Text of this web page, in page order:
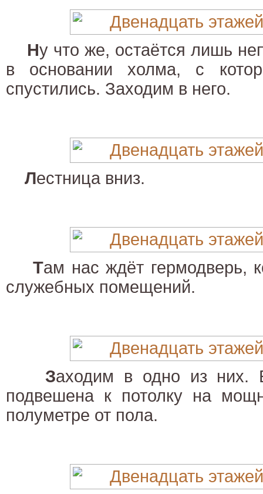
Ну что же, остаётся лишь
в основании холма, с
спустились. Заходим в него.
Лестница вниз.
Там нас ждёт гермодверь,
служебных помещений.
Заходим в одно из них.
подвешена к потолку на
полуметре от пола.